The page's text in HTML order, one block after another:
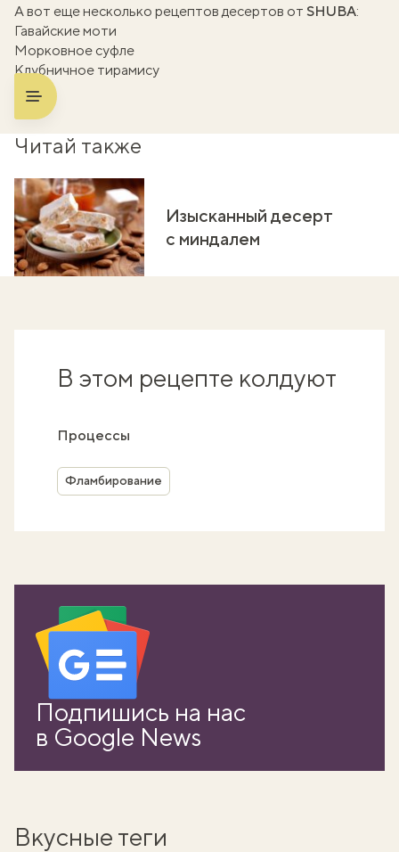
А вот еще несколько рецептов десертов от SHUBA:
Гавайские моти
Морковное суфле
Клубничное тирамису
Читай также
Изысканный десерт
с миндалем
В этом рецепте колдуют
Процессы
Фламбирование
Подпишись на нас
в Google News
Вкусные теги